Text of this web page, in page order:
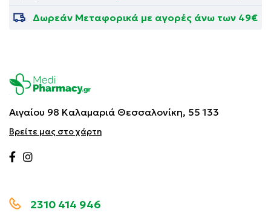
Δωρεάν Μεταφορικά με αγορές άνω των 49€
Αιγαίου 98 Καλαμαριά Θεσσαλονίκη, 55 133
Βρείτε μας στο χάρτη
2310 414 946